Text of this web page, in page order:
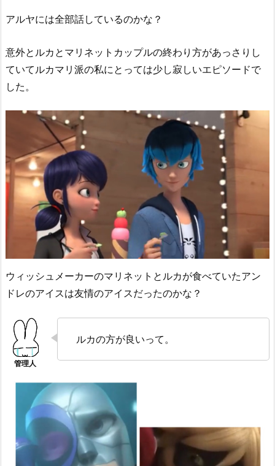
アルヤには全部話しているのかな？
意外とルカとマリネットカップルの終わり方があっさりし
ていてルカマリ派の私にとっては少し寂しいエピソードで
した。
ウィッシュメーカーのマリネットとルカが食べていたアン
ドレのアイスは友情のアイスだったのかな？
ルカの方が良いって。